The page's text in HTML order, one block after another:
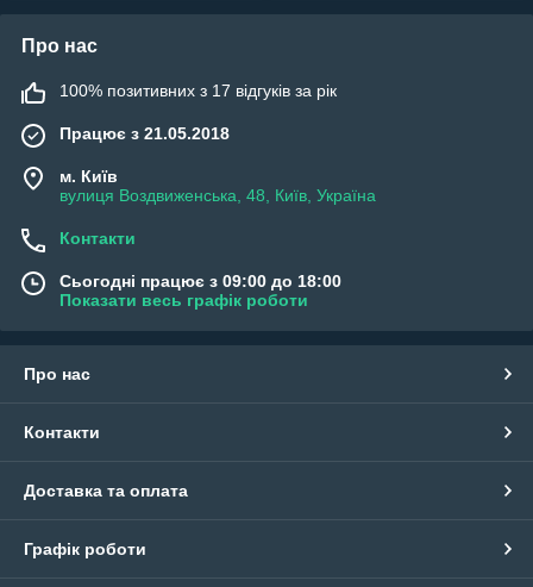
Про нас
100% позитивних з 17 відгуків за рік
Працює з 21.05.2018
м. Київ
вулиця Воздвиженська, 48, Київ, Україна
Контакти
Сьогодні працює з 09:00 до 18:00
Показати весь графік роботи
Про нас
Контакти
Доставка та оплата
Графік роботи